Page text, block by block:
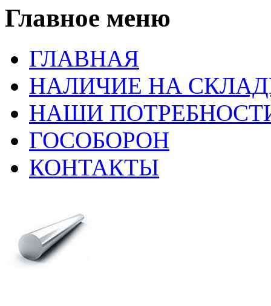
Главное меню
ГЛАВНАЯ
НАЛИЧИЕ НА
НАШИ
ГОСОБОРОН
КОНТАКТЫ